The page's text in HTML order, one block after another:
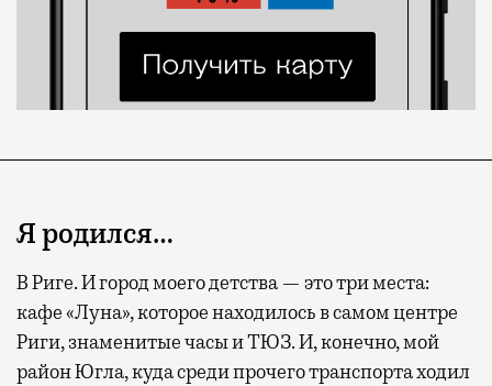
Я родился…
В Риге. И город моего детства — это три места:
кафе «Луна», которое находилось в самом центре
Риги, знаменитые часы и ТЮЗ. И, конечно, мой
район Югла, куда среди прочего транспорта ходил